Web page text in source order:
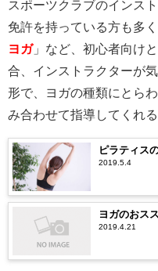
スポーツクラブのインス
免許を持っている方も多
ヨガ」など、初心者向け
合、インストラクターが
形で、ヨガの種類にとら
み合わせて指導してくれ
ピラティス
2019.5.4
ヨガのおス
2019.4.21